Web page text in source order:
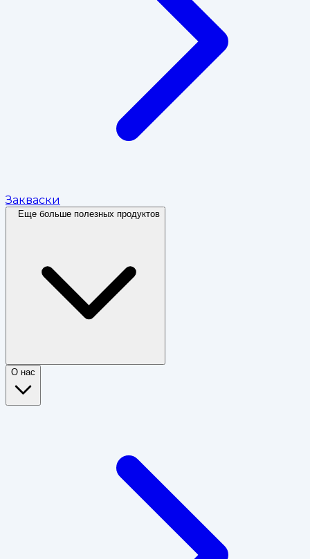
Закваски
Еще больше полезных продуктов
О нас